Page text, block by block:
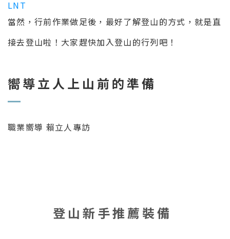
LNT
當然，行前作業做足後，最好了解登山的方式，就是直
接去登山啦！大家趕快加入登山的行列吧！
嚮導立人上山前的準備
職業嚮導 賴立人專訪
登山新手推薦裝備